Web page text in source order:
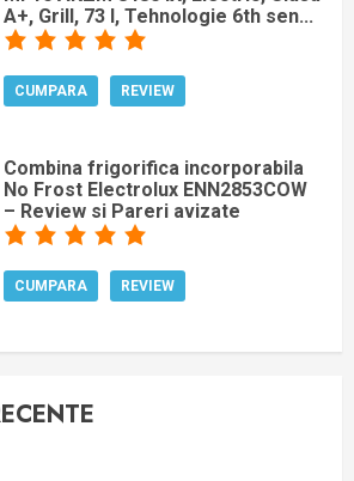
A+, Grill, 73 l, Tehnologie 6th sen...
CUMPARA REVIEW
Combina frigorifica incorporabila
No Frost Electrolux ENN2853COW
– Review si Pareri avizate
CUMPARA REVIEW